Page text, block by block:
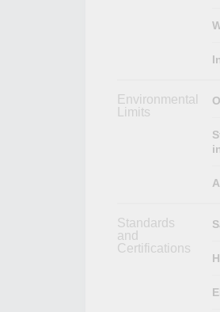
Environmental
Limits
Standards
and
Certifications